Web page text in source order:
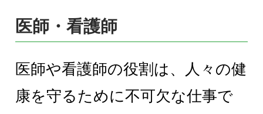
医師・看護師
医師や看護師の役割は、人々の健
康を守るために不可欠な仕事で